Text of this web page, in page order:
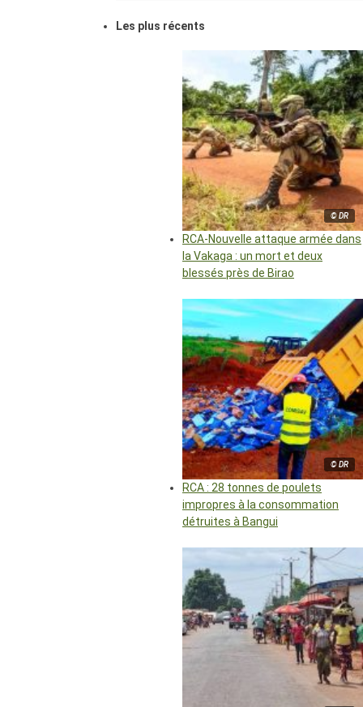
Les plus récents
© DR
RCA-Nouvelle attaque armée dans
la Vakaga : un mort et deux
blessés près de Birao
© DR
RCA : 28 tonnes de poulets
impropres à la consommation
détruites à Bangui